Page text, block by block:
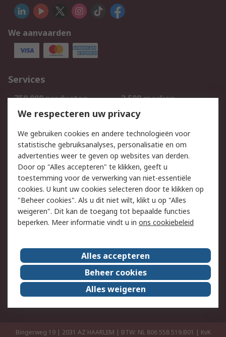
We aanvaarden
Services
750.000 producten
2.500 merken
Bestellen
Inkoopoplossingen
Track & Trace
Wettelijk
Cookiebeleid
Email veiligheid
Privacybeleid
Websitevoorwaarden
Algemene
verkoopvoorwaarden
Over RS
RS Group
Over ons
RS wereldwijd
Werken bij RS
ESG
Bingerweg 19 | 2031 AZ HAARLEM | BTW: NL 806 558 519.B01 | KvK
We respecteren uw privacy
We gebruiken cookies en andere technologieën voor
statistische gebruiksanalyses, personalisatie en om
advertenties weer te geven op websites van derden.
Door op "Alles accepteren" te klikken, geeft u
toestemming voor de verwerking van niet-essentiële
cookies. U kunt uw cookies selecteren door te klikken op
"Beheer cookies". Als u dit niet wilt, klikt u op "Alles
weigeren". Dit kan de toegang tot bepaalde functies
beperken. Meer informatie vindt u in ons cookiebeleid
Alles accepteren
Beheer cookies
Alles weigeren